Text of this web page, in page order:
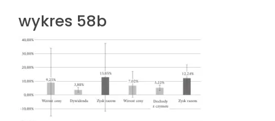
wykres 58b